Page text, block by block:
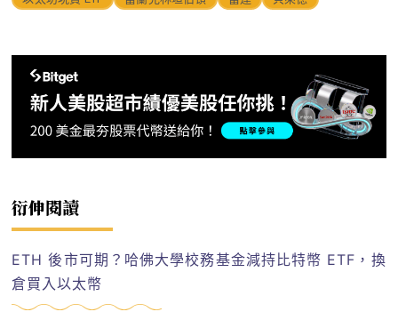
衍伸閱讀
ETH 後市可期？哈佛大學校務基金減持比特幣 ETF，換
倉買入以太幣